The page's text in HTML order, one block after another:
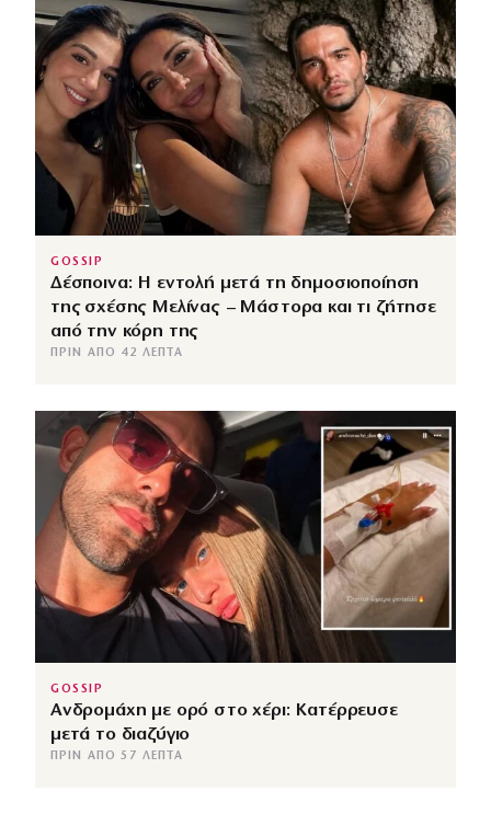
GOSSIP
Δέσποινα: Η εντολή μετά τη δημοσιοποίηση
της σχέσης Μελίνας – Μάστορα και τι ζήτησε
από την κόρη της
ΠΡΙΝ ΑΠΌ 42 ΛΕΠΤΆ
GOSSIP
Ανδρομάχη με ορό στο χέρι: Κατέρρευσε
μετά το διαζύγιο
ΠΡΙΝ ΑΠΌ 57 ΛΕΠΤΆ